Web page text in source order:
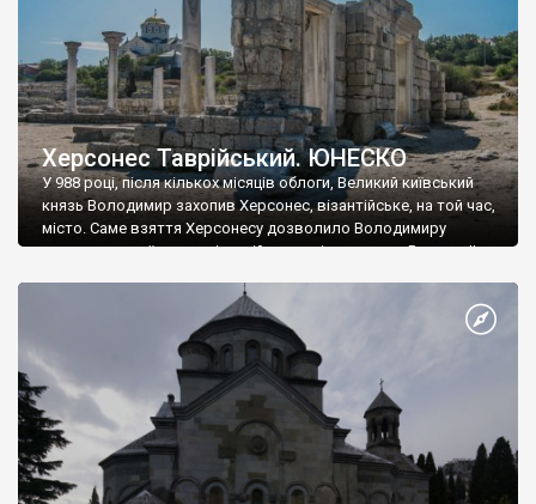
Херсонес Таврійський. ЮНЕСКО
У 988 році, після кількох місяців облоги, Великий київський
князь Володимир захопив Херсонес, візантійське, на той час,
місто. Саме взяття Херсонесу дозволило Володимиру
диктувати свої умови візантійському імператору Василю ІІ, та
Херсонесі Володимир-язичник, став Василем-християнином.
А потім було Хрещення Русі. На честь Херсонесу Таврійського